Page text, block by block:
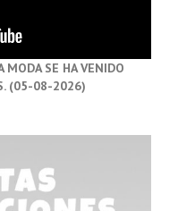
MODA SE HA VENIDO
(05-08-2026)